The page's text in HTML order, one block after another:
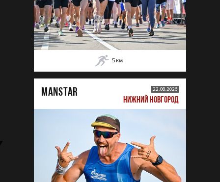
5 км
MANSTAR 22.08.2026
НИЖНИЙ НОВГОРОД